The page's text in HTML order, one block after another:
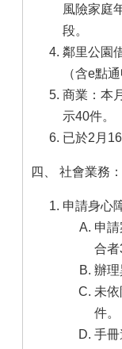
風險家庭
段。
鄰里公園
（含e點
商業：本
示40件。
已於2月
四、 社會業務：
申請身心
申
合者
辦理
未
件。
手冊